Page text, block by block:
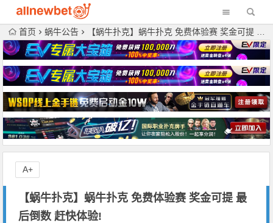
首页 蜗牛公告 【蜗牛扑克】蜗牛扑克 免费体验赛 奖金可提 最后倒数 赶快体验!
【蜗牛扑克】蜗牛扑克 免费体验赛 奖金可提 最
后倒数 赶快体验!
A+